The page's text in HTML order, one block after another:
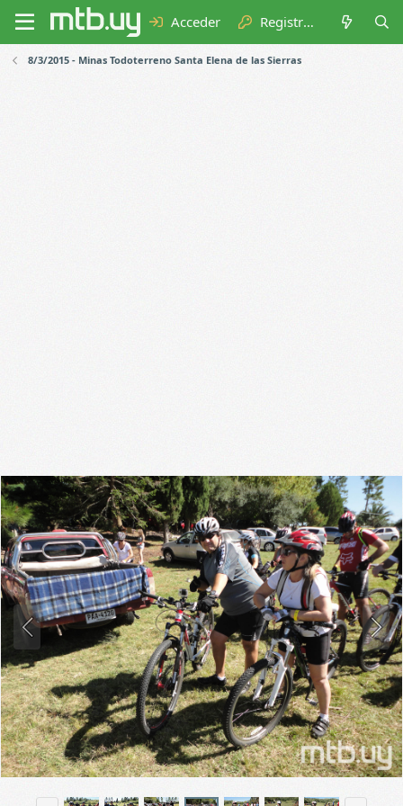
Acceder Registrarse
8/3/2015 - Minas Todoterreno Santa Elena de las Sierras